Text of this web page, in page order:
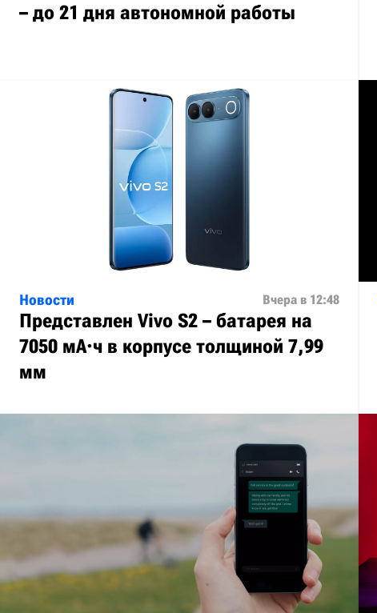
– до 21 дня автономной работы
Новости Вчера в 12:48
Представлен Vivo S2 – батарея на
7050 мА·ч в корпусе толщиной 7,99
мм